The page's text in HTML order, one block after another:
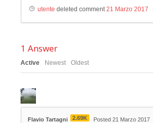
utente deleted comment 21 Marzo 2017
1 Answer
Active Newest Oldest
Flavio Tartagni 2.69K Posted 21 Marzo 2017